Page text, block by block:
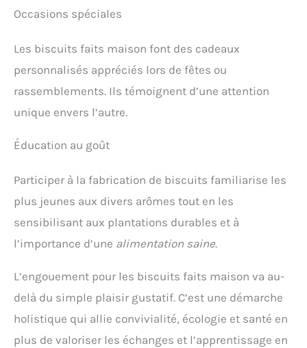
Occasions spéciales
Les biscuits faits maison font des cadeaux
personnalisés appréciés lors de fêtes ou
rassemblements. Ils témoignent d’une attention
unique envers l’autre.
Éducation au goût
Participer à la fabrication de biscuits familiarise les
plus jeunes aux divers arômes tout en les
sensibilisant aux plantations durables et à
l’importance d’une alimentation saine.
L’engouement pour les biscuits faits maison va au-
delà du simple plaisir gustatif. C’est une démarche
holistique qui allie convivialité, écologie et santé en
plus de valoriser les échanges et l’apprentissage en